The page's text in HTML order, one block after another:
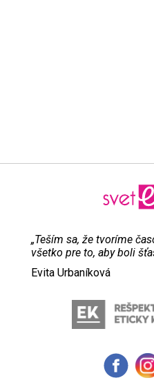
„Teším sa, že tvoríme
všetko pre to, aby boli
Evita Urbaníková